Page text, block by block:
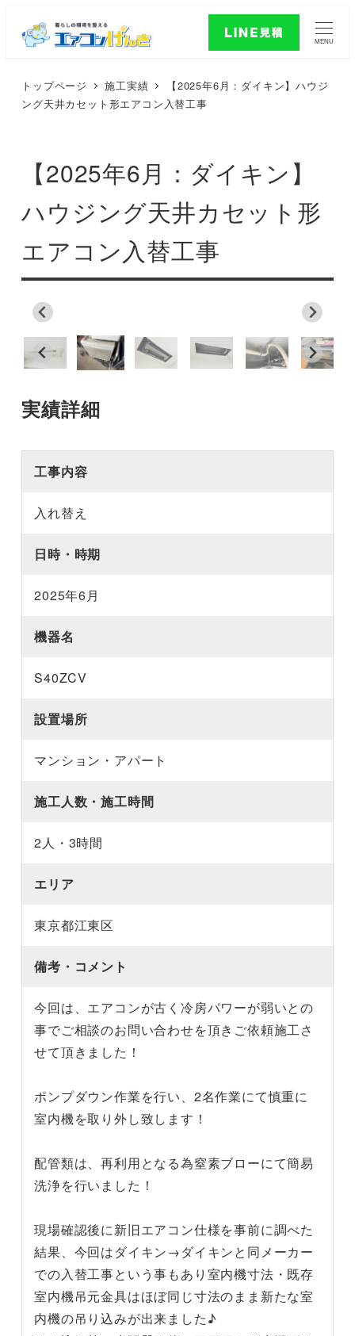
MENU
トップページ 施工実績
【2025年6月：ダイキン】ハウジ
ング天井カセット形エアコン入替工事
【2025年6月：ダイキン】
ハウジング天井カセット形
エアコン入替工事
実績詳細
工事内容
入れ替え
日時・時期
2025年6月
機器名
S40ZCV
設置場所
マンション・アパート
施工人数・施工時間
2人・3時間
エリア
東京都江東区
備考・コメント
今回は、エアコンが古く冷房パワーが弱いとの
事でご相談のお問い合わせを頂きご依頼施工さ
せて頂きました！
ポンプダウン作業を行い、2名作業にて慎重に
室内機を取り外し致します！
配管類は、再利用となる為窒素ブローにて簡易
洗浄を行いました！
現場確認後に新旧エアコン仕様を事前に調べた
結果、今回はダイキン→ダイキンと同メーカー
での入替工事という事もあり室内機寸法・既存
室内機吊元金具はほぼ同じ寸法のまま新たな室
内機の吊り込みが出来ました♪